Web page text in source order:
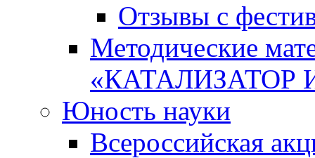
Отзывы с
Методические
«КАТАЛИЗАТОР
Юность науки
Всероссийская